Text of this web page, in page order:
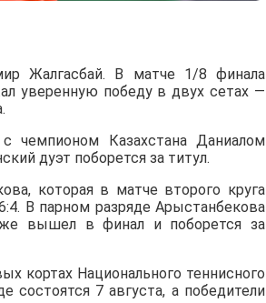
Жалгасбай. В матче 1/8 финала
уверенную победу в двух сетах —
Казахстана Даниалом
дуэт поборется за титул.
которая в матче второго круга
В парном разряде Арыстанбекова
вышел в финал и поборется за
кортах Национального теннисного
состоятся 7 августа, а победители